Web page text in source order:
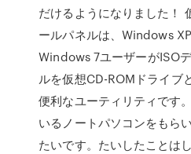
だけるようになりました！
ールパネルは、Windows
Windows 7ユーザーがISO
ルを仮想CD-ROMドライブ
便利なユーティリティです
いるノートパソコンをもら
たいです。たいしたことは